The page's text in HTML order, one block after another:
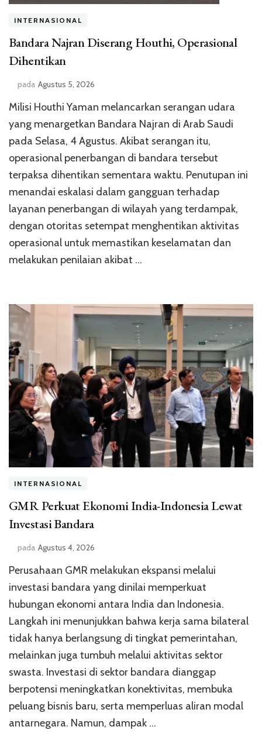
INTERNASIONAL
Bandara Najran Diserang Houthi, Operasional
Dihentikan
pada Agustus 5, 2026
Milisi Houthi Yaman melancarkan serangan udara
yang menargetkan Bandara Najran di Arab Saudi
pada Selasa, 4 Agustus. Akibat serangan itu,
operasional penerbangan di bandara tersebut
terpaksa dihentikan sementara waktu. Penutupan ini
menandai eskalasi dalam gangguan terhadap
layanan penerbangan di wilayah yang terdampak,
dengan otoritas setempat menghentikan aktivitas
operasional untuk memastikan keselamatan dan
melakukan penilaian akibat …
INTERNASIONAL
GMR Perkuat Ekonomi India-Indonesia Lewat
Investasi Bandara
pada Agustus 4, 2026
Perusahaan GMR melakukan ekspansi melalui
investasi bandara yang dinilai memperkuat
hubungan ekonomi antara India dan Indonesia.
Langkah ini menunjukkan bahwa kerja sama bilateral
tidak hanya berlangsung di tingkat pemerintahan,
melainkan juga tumbuh melalui aktivitas sektor
swasta. Investasi di sektor bandara dianggap
berpotensi meningkatkan konektivitas, membuka
peluang bisnis baru, serta memperluas aliran modal
antarnegara. Namun, dampak …